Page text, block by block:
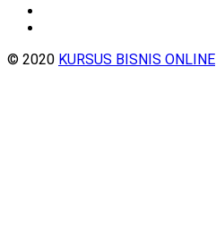
© 2020 KURSUS BISNIS ONLINE